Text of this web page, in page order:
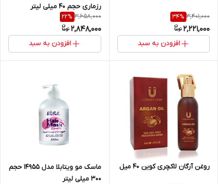
3,401,000
34%
2,221,000
افزودن به سبد
رزماری حجم 40 میلی لیتر
3,658,000
22%
2,848,000
افزودن به سبد
روغن آرگان لاکچری کوین 40 میل
ماسک مو ویتابلا مدل 14955 حجم
300 میلی لیتر